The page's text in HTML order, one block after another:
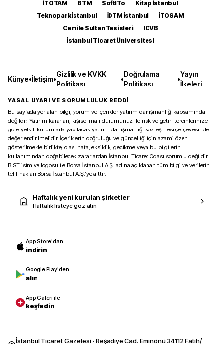
İTOTAM BTM SoftITo
Kitap İstanbul
Teknopark İstanbul
İDTM İstanbul
İTOSAM
Cemile Sultan Tesisleri
ICVB
İstanbul Ticaret Üniversitesi
Künye•İletişim•
Gizlilik ve KVKK
Politikası
•
Doğrulama
Politikası
•
Yayın
İlkeleri
YASAL UYARI VE SORUMLULUK REDDİ
Bu sayfada yer alan bilgi, yorum ve içerikler yatırım danışmanlığı kapsamında
değildir. Yatırım kararları, kişisel mali durumunuz ile risk ve getiri tercihlerinize
göre yetkili kurumlarla yapılacak yatırım danışmanlığı sözleşmesi çerçevesinde
değerlendirilmelidir. İçeriklerin doğruluğu ve güncelliği için azami özen
gösterilmekle birlikte, olası hata, eksiklik, gecikme veya bu bilgilerin
kullanımından doğabilecek zararlardan İstanbul Ticaret Odası sorumlu değildir.
BIST isim ve logosu ile Borsa İstanbul A.Ş. adına açıklanan tüm bilgi ve verilerin
telif hakları Borsa İstanbul A.Ş.’ye aittir.
Haftalık yeni kurulan şirketler
Haftalık listeye göz atın
App Store'dan
indirin
Google Play'den
alın
App Galeri ile
keşfedin
İstanbul Ticaret Gazetesi · Reşadiye Cad. Eminönü 34112 Fatih/